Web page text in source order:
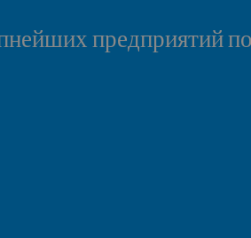
предприятий